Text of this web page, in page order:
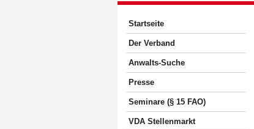
Startseite
Der Verband
Anwalts-Suche
Presse
Seminare (§ 15 FAO)
VDA Stellenmarkt